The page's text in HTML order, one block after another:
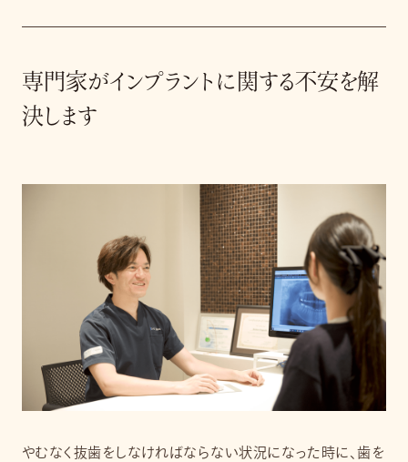
専門家がインプラントに関する不安を解
決します
やむなく抜歯をしなければならない状況になった時に、歯を